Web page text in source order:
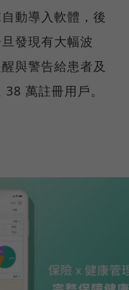
動導入軟體，後
發現有大幅波
與警告給患者及
萬註冊用戶。